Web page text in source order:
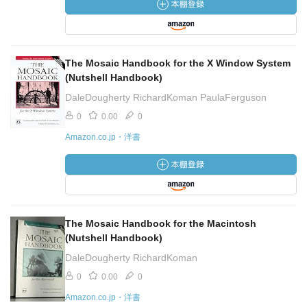
The Mosaic Handbook for the X Window System
(Nutshell Handbook)
DaleDougherty RichardKoman PaulaFerguson
0 0.00 0
Amazon.co.jp・洋書
The Mosaic Handbook for the Macintosh
(Nutshell Handbook)
DaleDougherty RichardKoman
0 0.00 0
Amazon.co.jp・洋書